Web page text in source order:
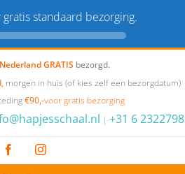
gratis standaard bezorging.
GRATIS bezorgd.
morgen in huis (of kies zelf een bezorgdatum)
€90,-voor gratis bezorging
| +31 6
FacebookInstagram